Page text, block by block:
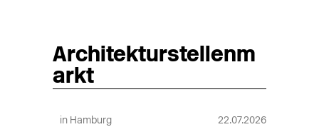
Architekturstellenm
arkt
in Hamburg 22.07.2026